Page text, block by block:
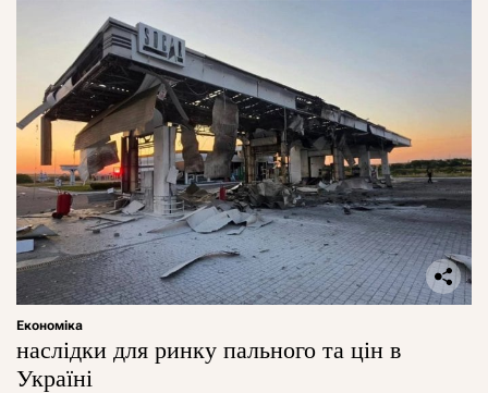
Економіка
наслідки для ринку пального та цін в
Україні